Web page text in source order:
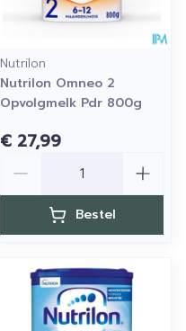
Nutrilon
Nutrilon Omneo 2
Opvolgmelk Pdr 800g
€ 27,99
Bestel